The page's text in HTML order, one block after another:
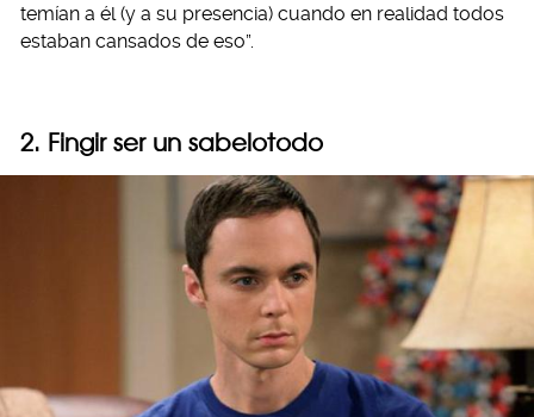
temían a él (y a su presencia) cuando en realidad todos
estaban cansados de eso”.
2. Fingir ser un sabelotodo